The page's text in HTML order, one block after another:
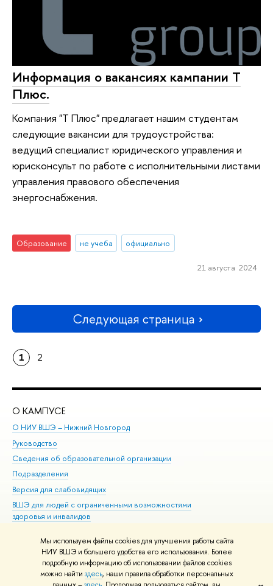
Мы используем файлы cookies для улучшения работы сайта
НИУ ВШЭ и большего удобства его использования. Более
подробную информацию об использовании файлов cookies
можно найти здесь, наши правила обработки персональных
Информация о вакансиях кампании Т
Плюс.
Компания "Т Плюс" предлагает нашим студентам
следующие вакансии для трудоустройства:
ведущий специалист юридического управления и
юрисконсульт по работе с исполнительными листами
управления правового обеспечения
энергоснабжения.
Образование не учеба официально
21 августа 2024
Следующая страница
1 2
О КАМПУСЕ
О НИУ ВШЭ – Нижний Новгород
Руководство
Сведения об образовательной организации
Подразделения
Версия для слабовидящих
ВШЭ для людей с ограниченными возможностями
здоровья и инвалидов